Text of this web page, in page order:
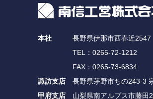
本社
長野県伊那市西春近2547
TEL：0265-72-1212
FAX：0265-73-6834
諏訪支店
長野県茅野市ちの243-3
甲府支店
山梨県南アルプス市藤田